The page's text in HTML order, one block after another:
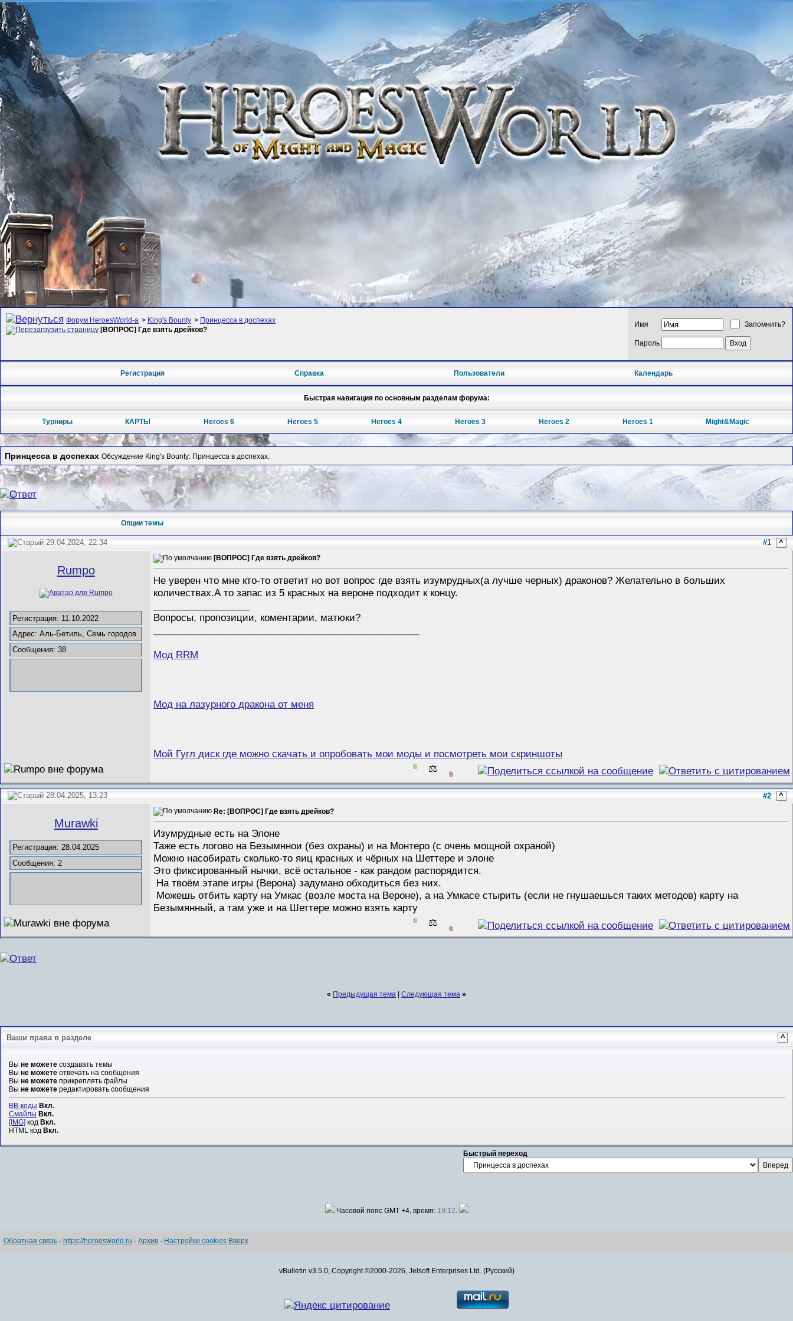
Форум HeroesWorld-а > King's Bounty > Принцесса в доспехах
[ВОПРОС] Где взять дрейков?
Имя Запомнить?
Пароль
Регистрация Справка Пользователи Календарь
Быстрая навигация по основным разделам форума:
Турниры КАРТЫ Heroes 6 Heroes 5 Heroes 4 Heroes 3 Heroes 2 Heroes 1 Might&Magic
Принцесса в доспехах Обсуждение King's Bounty: Принцесса в доспехах.
Опции темы
29.04.2024, 22:34 #1 ^
Rumpo
Регистрация: 11.10.2022
Адрес: Аль-Бетиль, Семь городов
Сообщения: 38
[ВОПРОС] Где взять дрейков?
Не уверен что мне кто-то ответит но вот вопрос где взять изумрудных(а лучше черных) драконов? Желательно в больших
количествах.А то запас из 5 красных на вероне подходит к концу.
Вопросы, пропозиции, коментарии, матюки?
Мод RRM
Мод на лазурного дракона от меня
Мой Гугл диск где можно скачать и опробовать мои моды и посмотреть мои скриншоты
0 ⚖️ 0
28.04.2025, 13:23 #2 ^
Murawki
Регистрация: 28.04.2025
Сообщения: 2
Re: [ВОПРОС] Где взять дрейков?
Изумрудные есть на Элоне
Таже есть логово на Безымннои (без охраны) и на Монтеро (с очень мощной охраной)
Можно насобирать сколько-то яиц красных и чёрных на Шеттере и элоне
Это фиксированный нычки, всё остальное - как рандом распорядится.
На твоём этапе игры (Верона) задумано обходиться без них.
Можешь отбить карту на Умкас (возле моста на Вероне), а на Умкасе стырить (если не гнушаешься таких методов) карту на
Безымянный, а там уже и на Шеттере можно взять карту
0 ⚖️ 0
« Предыдущая тема Следующая тема »
Ваши права в разделе ^
Выне можете создавать темы
Выне можете отвечать на сообщения
Выне можете прикреплять файлы
Выне можете редактировать сообщения
BB-коды Вкл.
Смайлы Вкл.
[IMG] кодВкл.
HTML кодВкл.
Быстрый переход
Часовой пояс GMT +4, время: 19:12
Обратная связь - https://heroesworld.ru - Архив - Настройки cookies Вверх
vBulletin v3.5.0, Copyright ©2000-2026, Jelsoft Enterprises Ltd. (Русский)